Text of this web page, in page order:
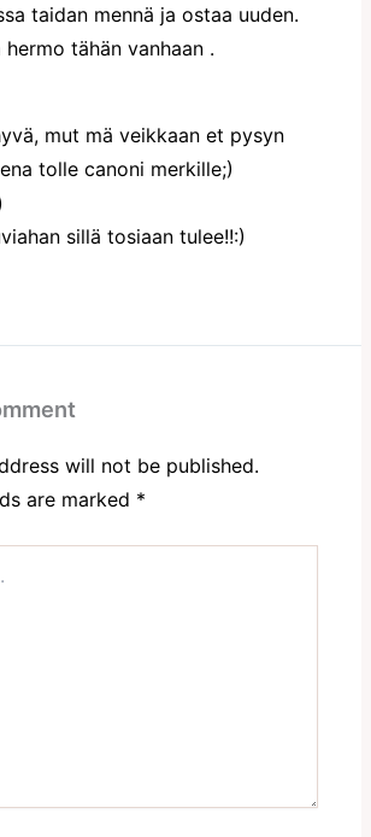
taidan mennä ja ostaa uuden.
hermo tähän vanhaan .
mut mä veikkaan et pysyn
tolle canoni merkille;)
sillä tosiaan tulee!!:)
will not be published.
are marked *